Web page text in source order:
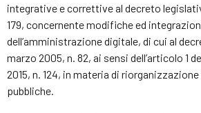
integrative e correttive al decreto
179, concernente modifiche ed
dell’amministrazione digitale, di cui al
marzo 2005, n. 82, ai sensi dell’articolo 1
2015, n. 124, in materia di
pubbliche.